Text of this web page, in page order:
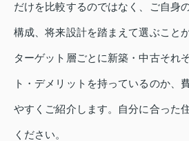
だけを比較するのではなく、ご自身
構成、将来設計を踏まえて選ぶこと
ターゲット層ごとに新築・中古それ
ト・デメリットを持っているのか、
やすくご紹介します。自分に合った
ください。